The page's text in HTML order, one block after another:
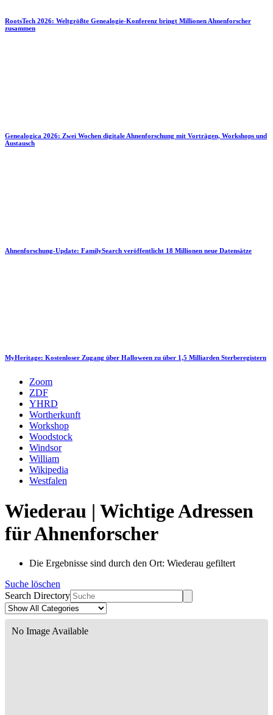
RootsTech 2026: Weltgrößte Genealogie-Konferenz bringt Millionen Ahnenforscher
zusammen
Genealogica 2026: Zwei Wochen digitale Ahnenforschung mit Vorträgen, Workshops und
Austausch
Ahnenforschung-Update: FamilySearch veröffentlicht 18 Millionen neue Datensätze
MyHeritage: Kostenloser Zugang über Halloween zu über 1,5 Milliarden Sterberegistern
Zoom
ZDF
YHRD
Wortherkunft
Workshop
Woodstock
Windsor
William
Wikipedia
Westfalen
Wiederau | Wichtige Adressen
für Ahnenforscher
Die Ergebnisse sind durch den Ort: Wiederau gefiltert
Suche löschen
Search Directory
No Image Available